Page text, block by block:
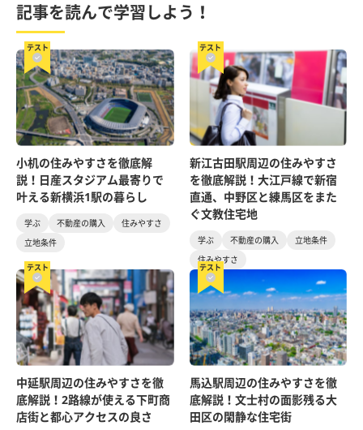
記事を読んで学習しよう！
テスト
小机の住みやすさを徹底解
説！日産スタジアム最寄りで
叶える新横浜1駅の暮らし
学ぶ 不動産の購入
住みやすさ
立地条件
テスト
新江古田駅周辺の住みやすさ
を徹底解説！大江戸線で新宿
直通、中野区と練馬区をまた
ぐ文教住宅地
学ぶ 不動産の購入
立地条件
住みやすさ
テスト
中延駅周辺の住みやすさを徹
底解説！2路線が使える下町商
店街と都心アクセスの良さ
テスト
馬込駅周辺の住みやすさを徹
底解説！文士村の面影残る大
田区の閑静な住宅街